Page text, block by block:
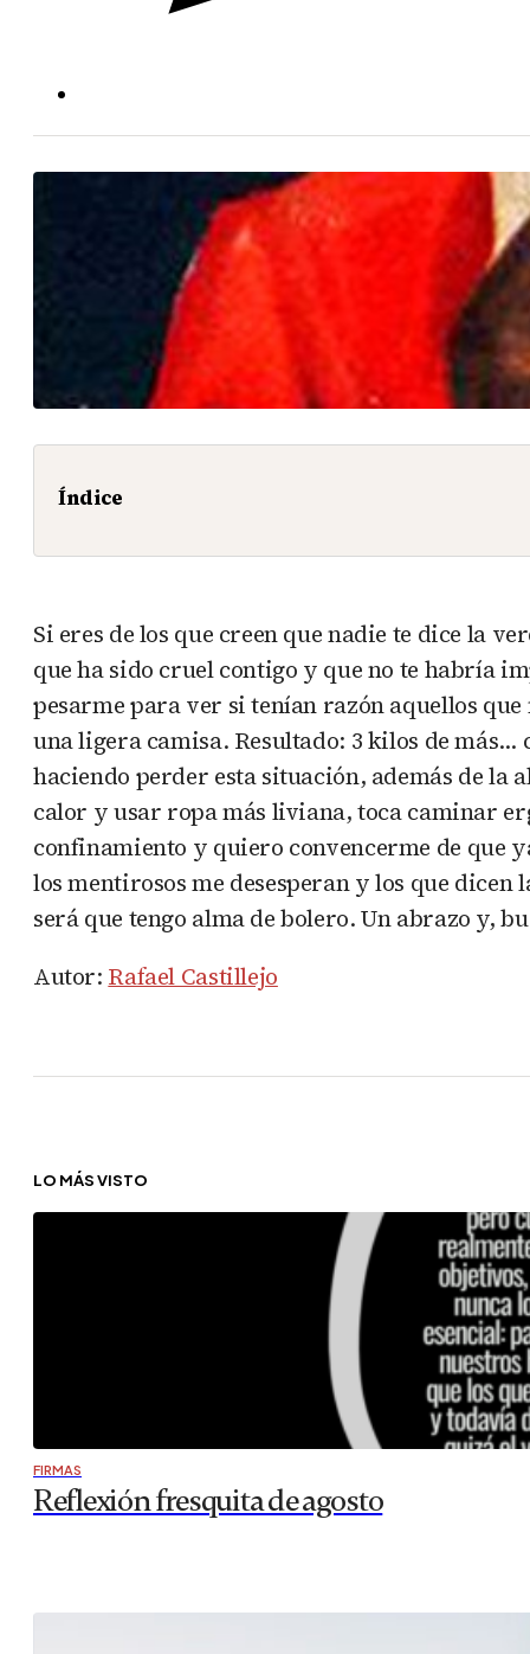
Índice
Si eres de los que creen que nadie te dice la
que ha sido cruel contigo y que no te habría
pesarme para ver si tenían razón aquellos
una ligera camisa. Resultado: 3 kilos de más…
haciendo perder esta situación, además de la
calor y usar ropa más liviana, toca caminar
confinamiento y quiero convencerme de que
los mentirosos me desesperan y los que
será que tengo alma de bolero. Un abrazo y,
Autor: Rafael Castillejo
LO MÁS VISTO
FIRMAS
Reflexión fresquita de agosto